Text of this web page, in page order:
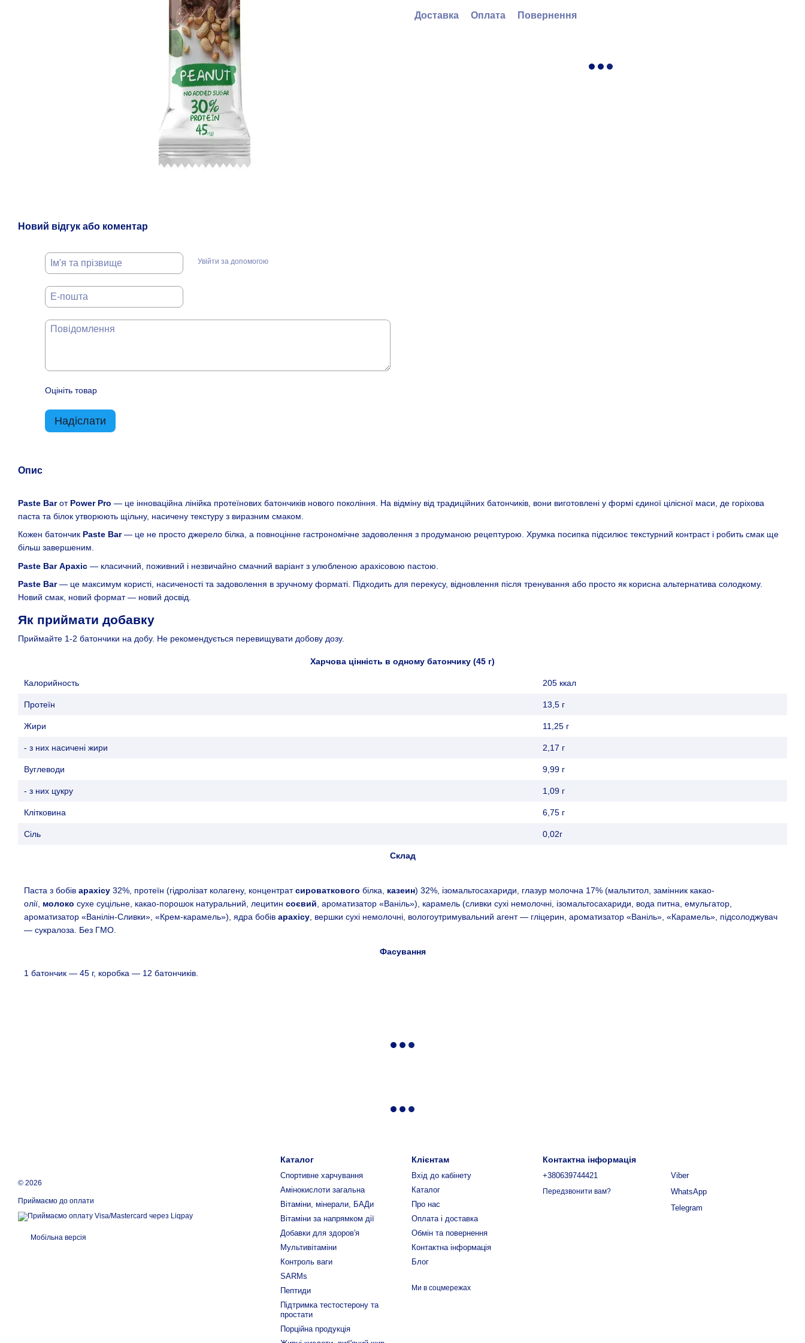
Новий відгук або коментар
Увійти за допомогою
Оцініть товар
Надіслати
Доставка Оплата Повернення
Опис
Paste Barот Power Pro — це інноваційна лінійка протеїнових батончиків нового покоління. На відміну від традиційних батончиків, вони виготовлені у формі єдиної цілісної маси, де горіхова
паста та білок утворюють щільну, насичену текстуру з виразним смаком.
Кожен батончик Paste Bar— це не просто джерело білка, а повноцінне гастрономічне задоволення з продуманою рецептурою. Хрумка посипка підсилює текстурний контраст і робить смак ще
більш завершеним.
Paste Bar Арахіс — класичний, поживний і незвичайно смачний варіант з улюбленою арахісовою пастою.
Paste Bar— це максимум користі, насиченості та задоволення в зручному форматі. Підходить для перекусу, відновлення після тренування або просто як корисна альтернатива солодкому.
Новий смак, новий формат — новий досвід.
Як приймати добавку
Приймайте 1-2 батончики на добу. Не рекомендується перевищувати добову дозу.
Харчова цінність в одному батончику (45 г)
Калорийность 205 ккал
Протеїн 13,5 г
Жири 11,25 г
- з них насичені жири 2,17 г
Вуглеводи 9,99 г
- з них цукру 1,09 г
Клітковина 6,75 г
Сіль 0,02г
Склад
Паста з бобів арахісу 32%, протеїн (гідролізат колагену, концентратсироваткового білка, казеин) 32%, ізомальтосахариди, глазур молочна 17% (мальтитол, замінник какао-
олії, молоко сухе суцільне, какао-порошок натуральний, лецитин соєвий , ароматизатор «Ваніль»), карамель (сливки сухі немолочні, ізомальтосахариди, вода питна, емульгатор,
ароматизатор «Ванілін-Сливки», «Крем-карамель»), ядра бобів арахісу , вершки сухі немолочні, вологоутримувальний агент — гліцерин, ароматизатор «Ваніль», «Карамель», підсолоджувач
— сукралоза. Без ГМО.
Фасування
1 батончик — 45 г, коробка — 12 батончиків.
© 2026
Приймаємо до оплати
Мобільна версія
Каталог
Спортивне харчування
Амінокислоти загальна
Вітаміни, мінерали, БАДи
Вітаміни за напрямком дії
Добавки для здоров'я
Мультивітаміни
Контроль ваги
SARMs
Пептиди
Підтримка тестостерону та
простати
Порційна продукція
Клієнтам
Вхід до кабінету
Каталог
Про нас
Оплата і доставка
Обмін та повернення
Контактна інформація
Блог
Ми в соцмережах
Контактна інформація
+380639744421
Передзвонити вам?
Viber
WhatsApp
Telegram